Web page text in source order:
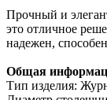
Прочный и
это отличное
надежен,
Общая
Тип изделия: